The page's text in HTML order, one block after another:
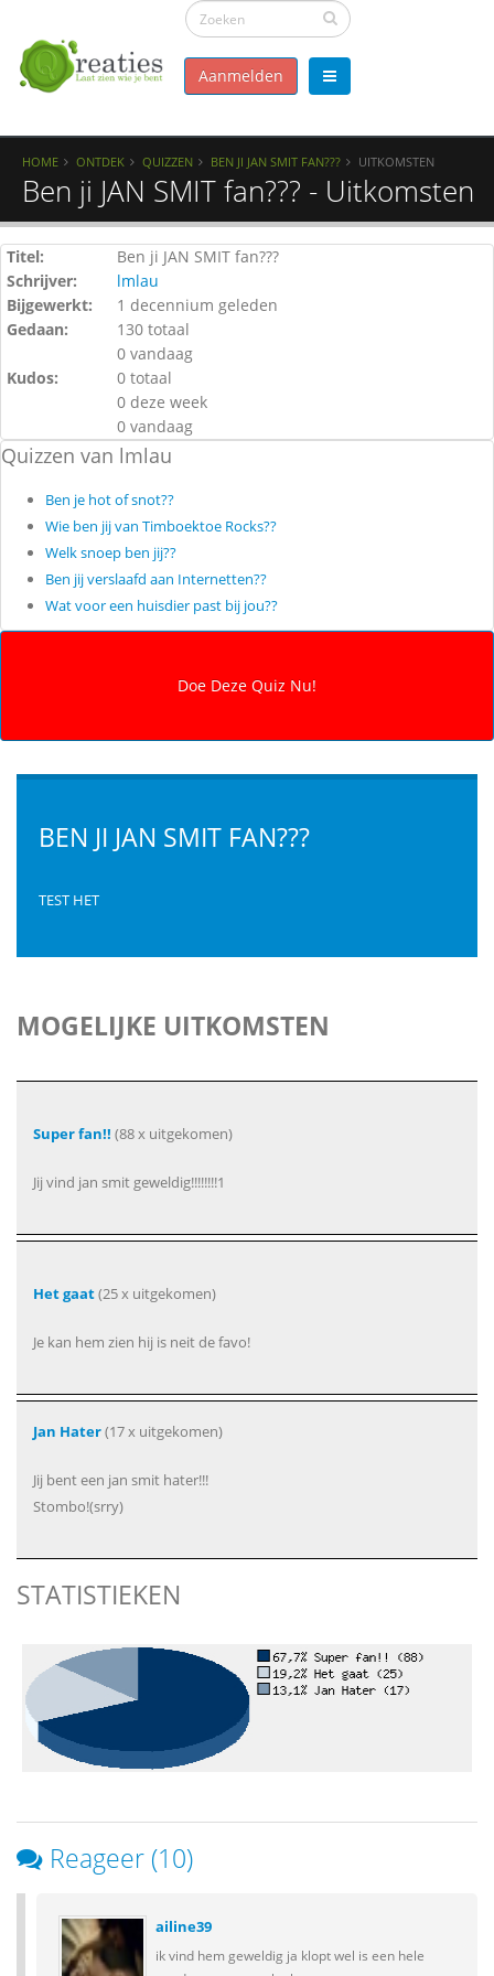
Aanmelden
HOME ONTDEK QUIZZEN BEN JI JAN SMIT FAN??? UITKOMSTEN
Ben ji JAN SMIT fan??? - Uitkomsten
Titel:
Ben ji JAN SMIT fan???
Schrijver:
lmlau
Bijgewerkt:
1 decennium geleden
Gedaan:
130 totaal
0 vandaag
Kudos:
0 totaal
0 deze week
0 vandaag
Quizzen van lmlau
Ben je hot of snot??
Wie ben jij van Timboektoe Rocks??
Welk snoep ben jij??
Ben jij verslaafd aan Internetten??
Wat voor een huisdier past bij jou??
BEN JI JAN SMIT FAN???
TEST HET
MOGELIJKE UITKOMSTEN
Super fan!! (88 x uitgekomen)
Jij vind jan smit geweldig!!!!!!!!1
Het gaat(25 x uitgekomen)
Je kan hem zien hij is neit de favo!
Jan Hater(17 x uitgekomen)
Jij bent een jan smit hater!!!
Stombo!(srry)
STATISTIEKEN
Reageer (10)
ailine39
ik vind hem geweldig ja klopt wel is een hele